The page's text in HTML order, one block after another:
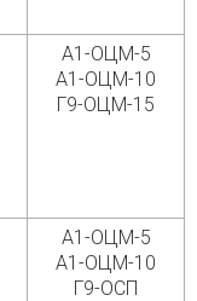
А1-ОЦМ-5
А1-ОЦМ-10
Г9-ОЦМ-15
А1-ОЦМ-5
А1-ОЦМ-10
Г9-ОСП